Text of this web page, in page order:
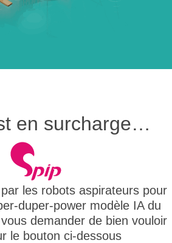
en surcharge…
les robots aspirateurs pour
duper-power modèle IA du
demander de bien vouloir
le bouton ci-dessous